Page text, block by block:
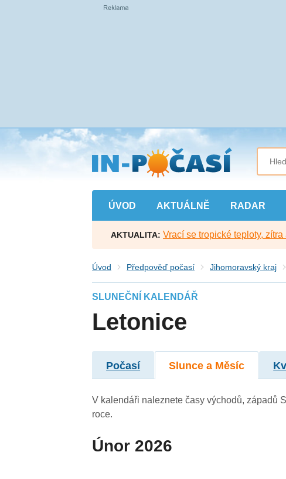
Přejít
na
hlavní
obsah
ÚVOD AKTUÁLNĚ RADAR
AKTUALITA: Vrací se tropické teploty, zítra
Úvod Předpověď počasí Jihomoravský kraj
SLUNEČNÍ KALENDÁŘ
Letonice
Počasí Slunce a Měsíc
V kalendáři naleznete časy východů, západů
roce.
Únor 2026